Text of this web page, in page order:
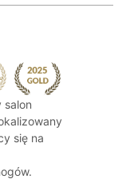
salon
się na